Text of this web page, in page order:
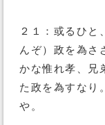
２１：或るひと
んぞ）政を為さ
かな惟れ孝、兄
た政を為すなり
や。